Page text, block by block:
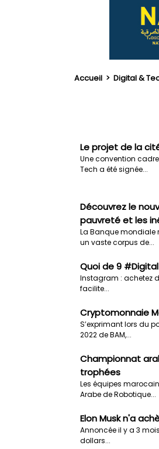
Accueil > Digital &
Le projet de la
Une convention
Tech a été signée...
Découvrez le
pauvreté et les
La Banque mondiale
un vaste corpus de...
Quoi de 9
Instagram : achetez
facilite...
Cryptomonnaie
S’exprimant lors du
2022 de BAM,...
Championnat
trophées
Les équipes
Arabe de Robotique...
Elon Musk n'a
Annoncée il y a 3
dollars...